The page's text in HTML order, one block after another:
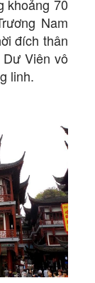
khoảng 70
Nam
đích thân
Viên vô
linh.